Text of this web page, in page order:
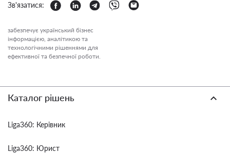
Зв'язатися:
забезпечує український бізнес
інформацією, аналітикою та
технологічними рішеннями для
ефективної та безпечної роботи.
Каталог рішень
Liga360: Керівник
Liga360: Юрист